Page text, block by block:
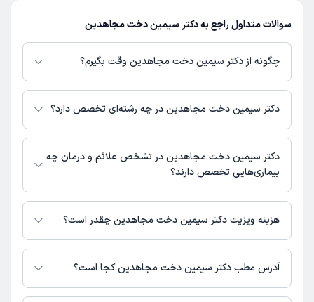
سوالات متداول راجع به دکتر سیمین دخت مجاهدین
چگونه از دکتر سیمین دخت مجاهدین وقت بگیرم؟
در صورتی کهدکتر سیمین دخت مجاهدیندارای پروفایل فعال و نوبت‌دهی باز
در پلتفرم دکترتو باشند، می‌توانید از طریق این پلتفرم برای دریافت نوبت اقدام
آزاد، آدرس مطب، شماره تماس، برنامه حضور در مطب، تصاویر پزشک، ساعات
کاری و سایر اطلاعات مرتبط با خدمات پزشکی و نوبت‌گیری ممکن است در پروفایل
ایشان در دکترتو در دسترس باشد
دکتر سیمین دخت مجاهدین در چه رشته‌ای تخصص دارد؟
دکتر سیمین دخت مجاهدین در رشته‌های زیر (پزشکی) تخصص دارند:
قلب و عروق
دکتر سیمین دخت مجاهدین در تشخص علائم و درمان چه
بیماری‌هایی تخصص دارند؟
دکتر سیمین دخت مجاهدین در تشخیص علائم و درمان بیماری‌های مرتبط با
قلب و عروق فعالیت می‌کنند.
هزینه ویزیت دکتر سیمین دخت مجاهدین چقدر است؟
برای اطلاع از هزینه ویزیت دکتر سیمین دخت مجاهدین، لازم است با مطب
تماس بگیرید.
آدرس مطب دکتر سیمین دخت مجاهدین کجا است؟
دکتر سیمین دخت مجاهدین 1 مطب فعال دارند. آدرس مطب‌های دکتر سیمین